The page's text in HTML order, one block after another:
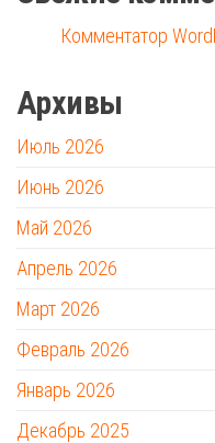
Комментатор
Архивы
Июль 2026
Июнь 2026
Май 2026
Апрель 2026
Март 2026
Февраль 2026
Январь 2026
Декабрь 2025